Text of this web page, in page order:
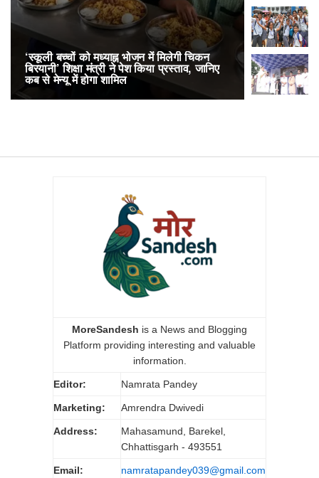
‘स्कूली बच्चों को मध्याह्न भोजन में मिलेगी चिकन
बिरयानी’ शिक्षा मंत्री ने पेश किया प्रस्ताव, जानिए
कब से मेन्यू में होगा शामिल
RailOne
लोकप्रिय,
अनारक्षित
MoreSandesh is a News and Blogging
Platform providing interesting and valuable
information.
Editor: Namrata Pandey
Marketing: Amrendra Dwivedi
Address:
Mahasamund, Barekel,
Chhattisgarh - 493551
Email: namratapandey039@gmail.com